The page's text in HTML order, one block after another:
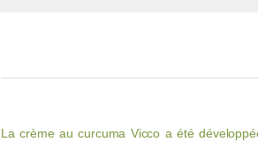
La crème au curcuma Vicco a été